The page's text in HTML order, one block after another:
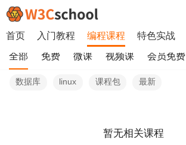
首页 入门教程 编程课程 特色实战
全部 免费 微课 视频课 会员免费
数据库 linux 课程包 最新
暂无相关课程